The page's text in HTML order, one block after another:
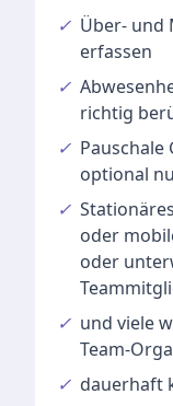
✓ Über- und
erfassen
✓
richtig
✓
optional
✓
oder
oder
✓ und viele
Team-
✓ dauerhaft